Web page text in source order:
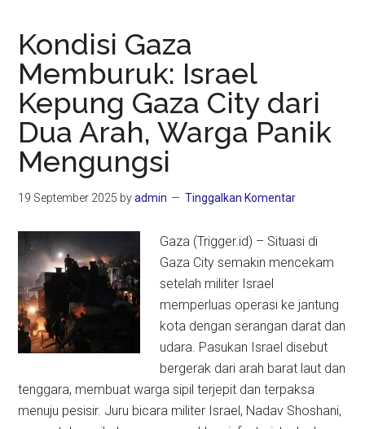
Kondisi Gaza
Memburuk: Israel
Kepung Gaza City dari
Dua Arah, Warga Panik
Mengungsi
19 September 2025 byadmin Tinggalkan Komentar
Gaza (Trigger.id) – Situasi di
Gaza City semakin mencekam
setelah militer Israel
memperluas operasi ke jantung
kota dengan serangan darat dan
udara. Pasukan Israel disebut
bergerak dari arah barat laut dan
tenggara, membuat warga sipil terjepit dan terpaksa
menuju pesisir. Juru bicara militer Israel, Nadav Shoshani,